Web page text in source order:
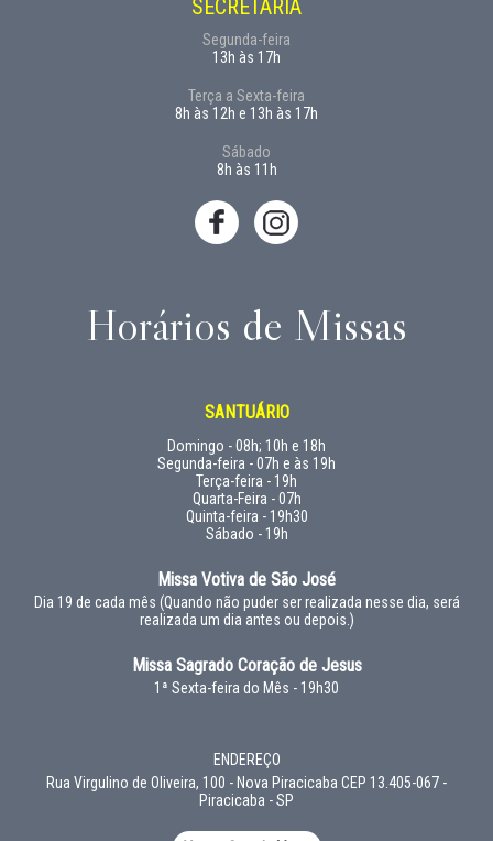
SECRETARIA
Segunda-feira
13h às 17h
Terça a Sexta-feira
8h às 12h e 13h às 17h
Sábado
8h às 11h
Horários de Missas
SANTUÁRIO
Domingo - 08h; 10h e 18h
Segunda-feira - 07h e às 19h
Terça-feira - 19h
Quarta-Feira - 07h
Quinta-feira - 19h30
Sábado - 19h
Missa Votiva de São José
Dia 19 de cada mês (Quando não puder ser realizada nesse dia, será
realizada um dia antes ou depois.)
Missa Sagrado Coração de Jesus
1ª Sexta-feira do Mês - 19h30
ENDEREÇO
Rua Virgulino de Oliveira, 100 - Nova Piracicaba CEP 13.405-067 -
Piracicaba - SP